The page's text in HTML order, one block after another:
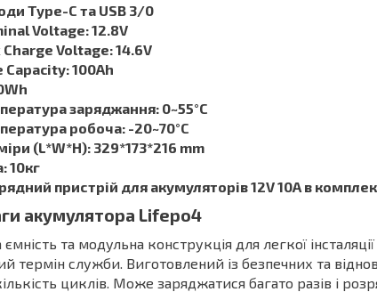
Type-C та USB 3/0
Voltage: 12.8V
Charge Voltage: 14.6V
Capacity: 100Ah
заряджання: 0~55°C
робоча: -20~70°C
(L*W*H): 329*173*216 mm
10кг
пристрій для акумуляторів 12V 10A в
акумулятора Lifepo4
та модульна конструкція для легкої інсталяції
термін служби. Виготовлений із безпечних та
циклів. Може заряджатися багато разів і